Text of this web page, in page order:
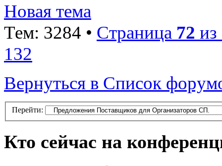
Новая тема
Тем: 3284 • Страница 72 из
132
Вернуться в Список
Перейти:
Кто сейчас на